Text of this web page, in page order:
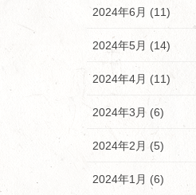
2024年6月 (11)
2024年5月 (14)
2024年4月 (11)
2024年3月 (6)
2024年2月 (5)
2024年1月 (6)